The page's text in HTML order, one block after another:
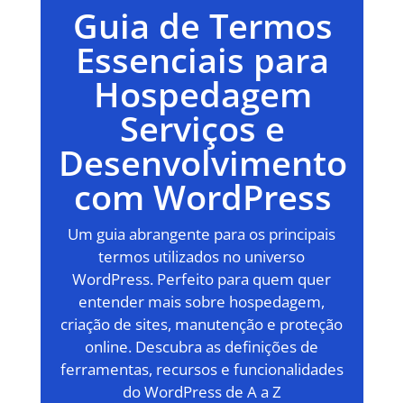
Guia de Termos
Essenciais para
Hospedagem
Serviços e
Desenvolvimento
com WordPress
Um guia abrangente para os principais
termos utilizados no universo
WordPress. Perfeito para quem quer
entender mais sobre hospedagem,
criação de sites, manutenção e proteção
online. Descubra as definições de
ferramentas, recursos e funcionalidades
do WordPress de A a Z